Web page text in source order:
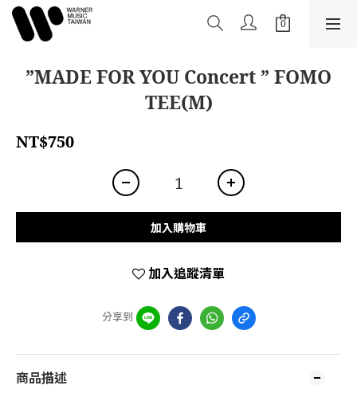
”MADE FOR YOU Concert ” FOMO
TEE(M)
NT$750
加入購物車
加入追蹤清單
分享到
商品描述